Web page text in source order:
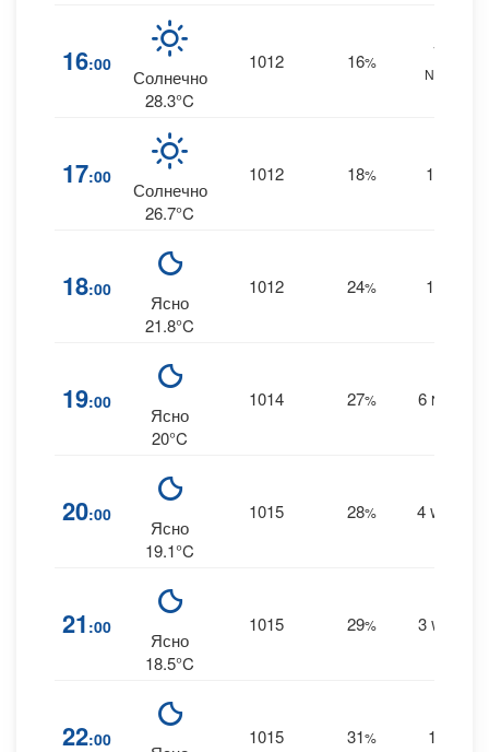
16:00
Солнечно
28.3°C
1012 16%
17
NNW
17:00
Солнечно
26.7°C
1012 18% 14
18:00
Ясно
21.8°C
1012 24% 10
19:00
Ясно
20°C
1014 27% 6 NNW
20:00
Ясно
19.1°C
1015 28% 4 WNW
21 :00
Ясно
18.5°C
1015 29% 3 WSW
22:00 1015 31% 1